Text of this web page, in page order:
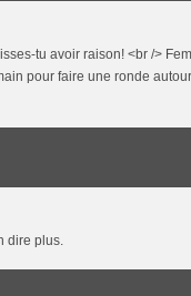
tu avoir raison! <br />
pour faire une ronde
dire plus.